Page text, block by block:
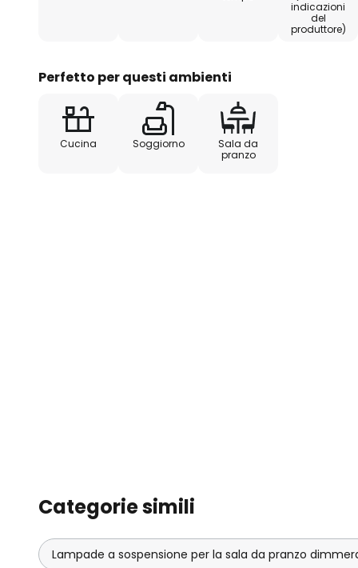
indicazioni
del
produttore)
Perfetto per questi ambienti
Cucina Soggiorno
Sala da
pranzo
Categorie simili
Lampade a sospensione per la sala da pranzo